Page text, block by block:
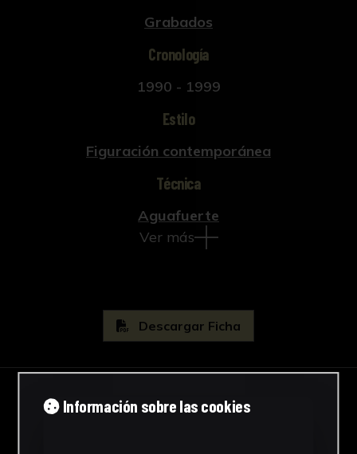
Grabados
Cronología
1990 - 1999
Estilo
Figuración contemporánea
Técnica
Aguafuerte
Ver más
Descargar Ficha
IMÁGENES
Información sobre las cookies